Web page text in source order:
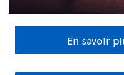
En savoir